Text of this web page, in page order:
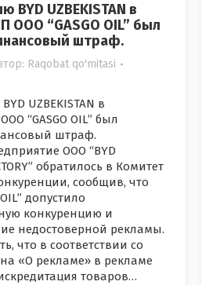
BYD UZBEKISTAN в
ООО “GASGO OIL” был
штраф.
Raqobat qo'mitasi
UZBEKISTAN в
“GASGO OIL” был
штраф.
ООО “BYD
обратилось в Комитет
сообщив, что
допустило
конкуренцию и
недостоверной рекламы.
что в соответствии со
«О рекламе» в рекламе
товаров…